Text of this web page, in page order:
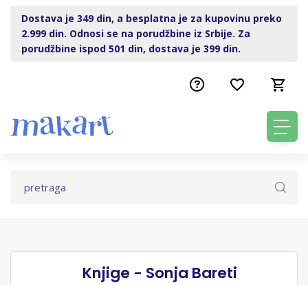
Dostava je 349 din, a besplatna je za kupovinu preko
2.999 din. Odnosi se na porudžbine iz Srbije. Za
porudžbine ispod 501 din, dostava je 399 din.
Knjige - Sonja Bareti